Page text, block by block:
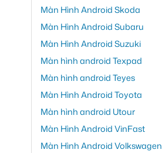
Màn Hình Android Skoda
Màn Hình Android Subaru
Màn Hình Android Suzuki
Màn hình android Texpad
Màn hình android Teyes
Màn Hình Android Toyota
Màn hình android Utour
Màn Hình Android VinFast
Màn Hình Android Volkswagen